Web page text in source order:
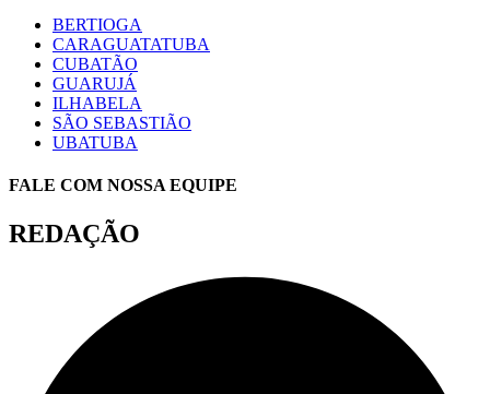
BERTIOGA
CARAGUATATUBA
CUBATÃO
GUARUJÁ
ILHABELA
SÃO SEBASTIÃO
UBATUBA
FALE COM NOSSA EQUIPE
REDAÇÃO